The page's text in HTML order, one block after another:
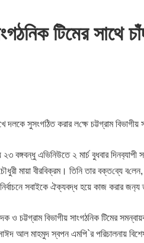
টিমের
দলকে সুসংগঠিত করার ল‌ক্ষে চট্টগ্রাম
২৩ বঙ্গবন্ধু এভিনিউতে ২ মার্চ বুধবার
মায়া বীরবিক্রম। তি‌নি তার বক্ত‌ব্যে
সবাইকে ঐক্যবদ্ধ হয়ে কাজ করার
ও চট্টগ্রাম বিভাগীয় সাংগঠনিক টিমের
আল মাহমুদ স্বপন এমপি`র প‌রিচালনায় বিশেষ